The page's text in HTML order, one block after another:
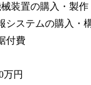
装置の購入・製
システムの購入・
付費
万円